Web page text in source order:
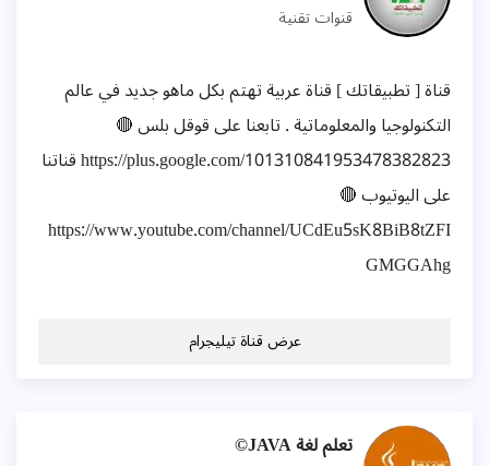
قنوات تقنية
قناة [ تطبيقاتك ] قناة عربية تهتم بكل ماهو جديد في عالم
التكنولوجيا والمعلوماتية . تابعنا على قوقل بلس 🔴
https://plus.google.com/101310841953478382823 قناتنا
على اليوتيوب 🔴
https://www.youtube.com/channel/UCdEu5sK8BiB8tZFI
GMGGAhg
عرض قناة تيليجرام
تعلم لغة JAVA©️